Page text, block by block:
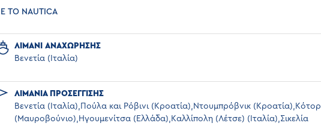
ΤΟ NAUTICA
ΛΙΜΑΝΙ ΑΝΑΧΩΡΗΣΗΣ
Βενετία (Ιταλία)
ΛΙΜΑΝΙΑ ΠΡΟΣΕΓΓΙΣΗΣ
Βενετία (Ιταλία),Πούλα και Ρόβινι (Κροατία),Ντουμπρόβνικ (Κροατία),Κότορ
(Μαυροβούνιο),Ηγουμενίτσα (Ελλάδα),Καλλίπολη (Λέτσε) (Ιταλία),Σικελία